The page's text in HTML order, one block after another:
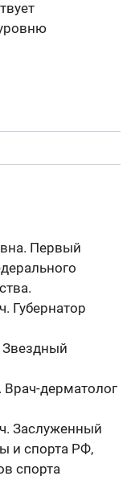
Первый
Губернатор
Врач-дерматолог
Заслуженный
и спорта РФ,
спорта